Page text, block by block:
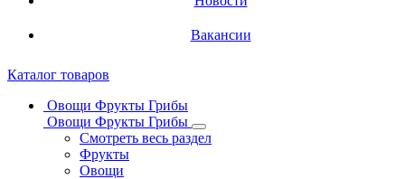
Вакансии
Каталог товаров
Овощи Фрукты Грибы
Овощи Фрукты Грибы
Смотреть весь раздел
Фрукты
Овощи